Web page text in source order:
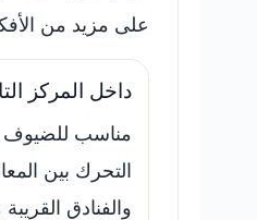
على مزيد من
داخل المركز
مناسب للضيوف
التحرك بين
والفنادق